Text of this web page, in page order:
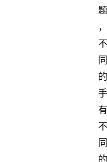
题
，
不
同
的
手
有
不
同
的